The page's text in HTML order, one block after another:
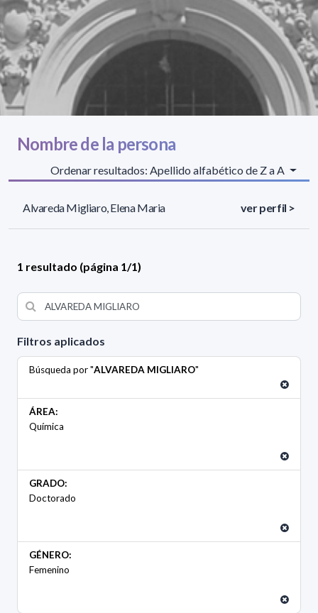
Filtros aplicados
Búsqueda por "ALVAREDA MIGLIARO"
ÁREA:
Química
GRADO:
Doctorado
GÉNERO:
Femenino
Nombre de la persona
Ordenar resultados: Apellido alfabético de Z a A
Alvareda Migliaro, Elena Maria ver perfil >
1 resultado (página 1/1)